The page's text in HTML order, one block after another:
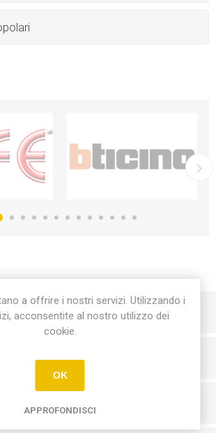
VELOCI
SICURI
a offrire i nostri servizi. Utilizzando i
acconsentite al nostro utilizzo dei
cookie.
OK
APPROFONDISCI